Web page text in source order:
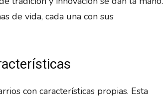
de vida, cada una con sus
con características propias. Esta